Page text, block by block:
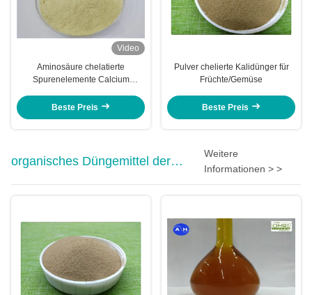
Video
Aminosäure chelatierte
Spurenelemente Calcium
Beste Preis
Pulver chelierte Kalidünger für
Früchte/Gemüse
Beste Preis
organisches Düngemittel der
Aminosäure
Weitere
Informationen > >